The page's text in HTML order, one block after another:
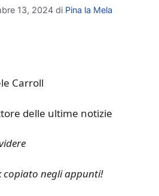
13, 2024 di Pina la Mela
Carroll
delle ultime notizie
copiato negli appunti!